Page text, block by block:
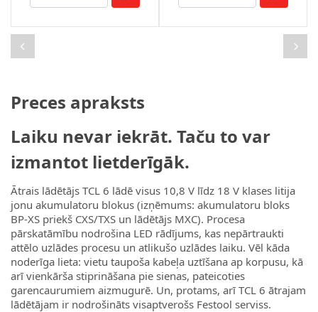
Preces apraksts
Laiku nevar iekrāt. Taču to var
izmantot lietderīgāk.
Ātrais lādētājs TCL 6 lādē visus 10,8 V līdz 18 V klases litija
jonu akumulatoru blokus (izņēmums: akumulatoru bloks
BP-XS priekš CXS/TXS un lādētājs MXC). Procesa
pārskatāmību nodrošina LED rādījums, kas nepārtraukti
attēlo uzlādes procesu un atlikušo uzlādes laiku. Vēl kāda
noderīga lieta: vietu taupoša kabeļa uztīšana ap korpusu, kā
arī vienkārša stiprināšana pie sienas, pateicoties
garencaurumiem aizmugurē. Un, protams, arī TCL 6 ātrajam
lādētājam ir nodrošināts visaptverošs Festool serviss.